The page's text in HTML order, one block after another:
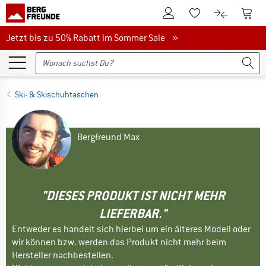
Zum KundenkontoZum Merkzettel.
Zum Zum
Jetzt bis zu 50% Rabatt im Sommer Sale
Jetzt bis zu 50% Rabatt im Sommer Sale »
Ski- & Skischuhtaschen
Bergfreund Max
"DIESES PRODUKT IST NICHT MEHR
LIEFERBAR."
Entweder es handelt sich hierbei um ein älteres Modell oder
wir können bzw. werden das Produkt nicht mehr beim
Hersteller nachbestellen.